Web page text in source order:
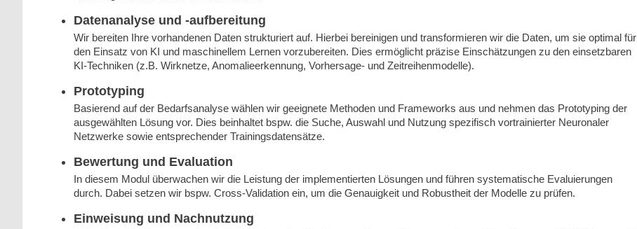
Datenanalyse und -aufbereitung
Wir bereiten Ihre vorhandenen Daten strukturiert auf. Hierbei bereinigen und transformieren wir die Daten, um sie optimal für
den Einsatz von KI und maschinellem Lernen vorzubereiten. Dies ermöglicht präzise Einschätzungen zu den einsetzbaren
KI-Techniken (z.B. Wirknetze, Anomalieerkennung, Vorhersage- und Zeitreihenmodelle).
Prototyping
Basierend auf der Bedarfsanalyse wählen wir geeignete Methoden und Frameworks aus und nehmen das Prototyping der
ausgewählten Lösung vor. Dies beinhaltet bspw. die Suche, Auswahl und Nutzung spezifisch vortrainierter Neuronaler
Netzwerke sowie entsprechender Trainingsdatensätze.
Bewertung und Evaluation
In diesem Modul überwachen wir die Leistung der implementierten Lösungen und führen systematische Evaluierungen
durch. Dabei setzen wir bspw. Cross-Validation ein, um die Genauigkeit und Robustheit der Modelle zu prüfen.
Einweisung und Nachnutzung